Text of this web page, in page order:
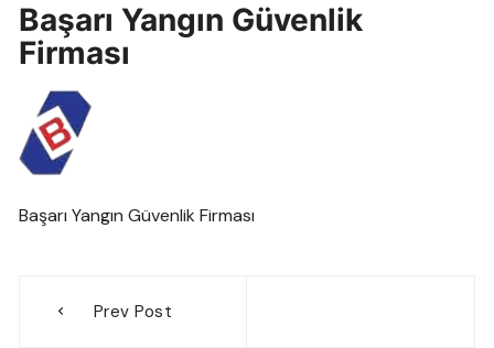
Başarı Yangın Güvenlik
Firması
Başarı Yangın Güvenlik Firması
gezinmesi
Prev Post